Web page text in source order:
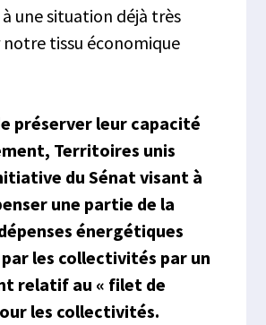
une situation déjà très
tissu économique
préserver leur capacité
Territoires unis
du Sénat visant à
une partie de la
énergétiques
les collectivités par un
relatif au « filet de
les collectivités.